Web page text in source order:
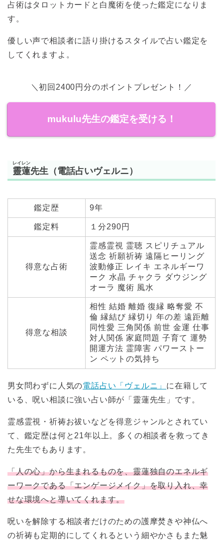
占術はタロットカードと白魔術を使った鑑定になりま
す。
優しい声で相談者に語り掛けるスタイルで占い鑑定を
してくれますよ。
＼初回2400円分のポイントプレゼント！／
mukulu先生の鑑定を受ける！
靈蓮
レイレン
先生（電話占いヴェルニ）
鑑定歴 9年
鑑定料 １分290円
得意な占術
霊感霊視 霊聴 スピリチュアル
送念 祈願祈祷 遠隔ヒーリング
波動修正 レイキ エネルギーワ
ーク 水晶 チャクラ ダウジング
オーラ 魔術 風水
得意な相談
相性 結婚 離婚 復縁 略奪愛 不
倫 縁結び 縁切り 年の差 遠距離
同性愛 三角関係 前世 金運 仕事
対人関係 家庭問題 子育て 運勢
開運方法 霊障害 パワーストー
ン ペットの気持ち
男女問わずに人気の電話占い「ヴェルニ」 に在籍して
いる、呪い相談に強い占い師が「靈蓮先生」です。
霊感霊視・祈祷お祓いなどを得意ジャンルとされてい
て、鑑定歴は何と21年以上。多くの相談者を救ってき
た先生でもあります。
「人の心」から生まれるものを、靈蓮独自のエネルギ
ーワークである「エンゲージメイク」を取り入れ、幸
せな環境へと導いてくれます。
呪いを解除する相談者だけのための護摩焚きや神仏へ
の祈祷も定期的にしてくれるという細やかさもまた魅